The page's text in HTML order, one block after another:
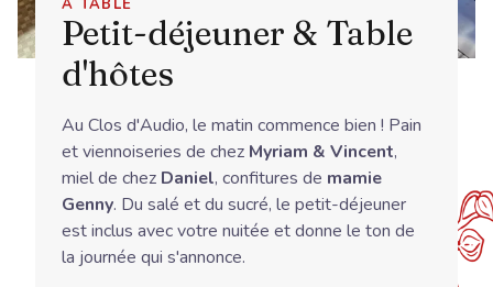
À TABLE
Petit-déjeuner & Table
d'hôtes
Au Clos d'Audio, le matin commence bien ! Pain
et viennoiseries de chez Myriam & Vincent,
miel de chez Daniel, confitures de mamie
Genny. Du salé et du sucré, le petit-déjeuner
est inclus avec votre nuitée et donne le ton de
la journée qui s'annonce.